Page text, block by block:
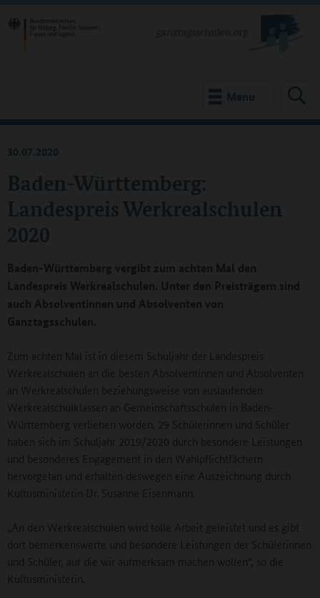
Menu
Baden-Württemberg:
Landespreis Werkrealschulen
2020
30.07.2020
Baden-Württemberg vergibt zum achten Mal den
Landespreis Werkrealschulen. Unter den Preisträgern sind
auch Absolventinnen und Absolventen von
Ganztagsschulen.
Zum achten Mal ist in diesem Schuljahr der Landespreis
Werkrealschulen an die besten Absolventinnen und Absolventen
an Werkrealschulen beziehungsweise von auslaufenden
Werkrealschulklassen an Gemeinschaftsschulen in Baden-
Württemberg verliehen worden. 29 Schülerinnen und Schüler
haben sich im Schuljahr 2019/2020 durch besondere Leistungen
und besonderes Engagement in den Wahlpflichtfächern
hervorgetan und erhalten deswegen eine Auszeichnung durch
Kultusministerin Dr. Susanne Eisenmann.
„An den Werkrealschulen wird tolle Arbeit geleistet und es gibt
dort bemerkenswerte und besondere Leistungen der Schülerinnen
und Schüler, auf die wir aufmerksam machen wollen“, so die
Kultusministerin.